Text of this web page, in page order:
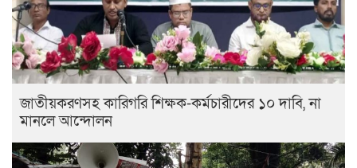
জাতীয়করণসহ কারিগরি শিক্ষক-কর্মচারীদের ১০ দাবি, না
মানলে আন্দোলন